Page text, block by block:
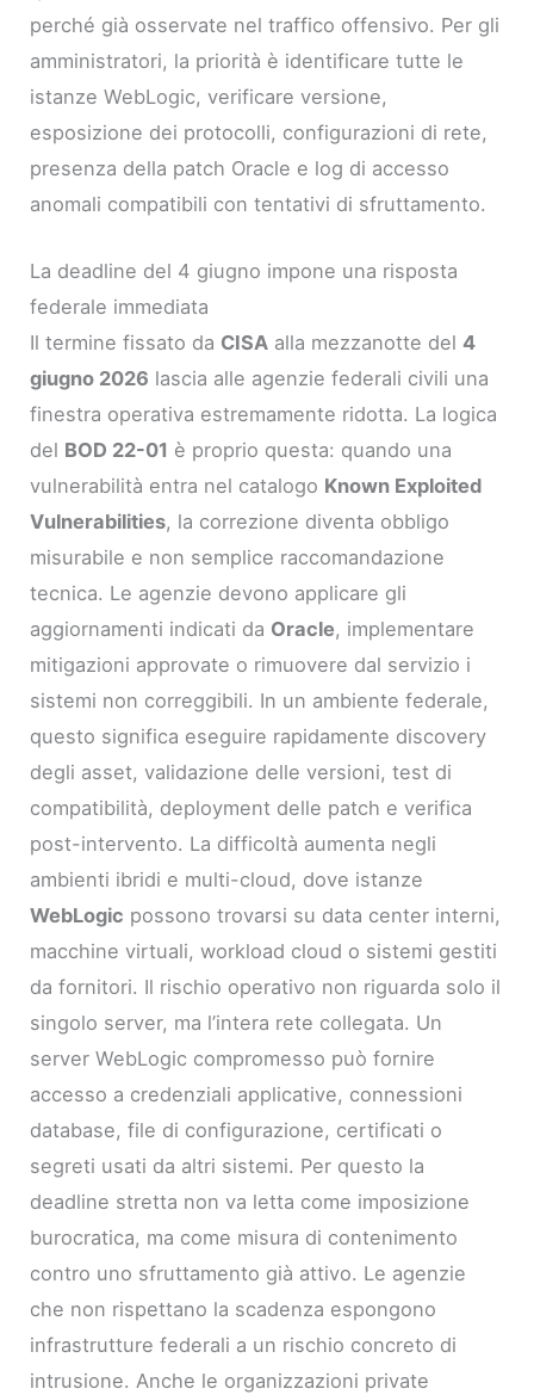
perché già osservate nel traffico offensivo. Per gli
amministratori, la priorità è identificare tutte le
istanze WebLogic, verificare versione,
esposizione dei protocolli, configurazioni di rete,
presenza della patch Oracle e log di accesso
anomali compatibili con tentativi di sfruttamento.
La deadline del 4 giugno impone una risposta
federale immediata
Il termine fissato da CISA alla mezzanotte del4
giugno 2026 lascia alle agenzie federali civili una
finestra operativa estremamente ridotta. La logica
del BOD 22-01 è proprio questa: quando una
vulnerabilità entra nel catalogo Known Exploited
Vulnerabilities, la correzione diventa obbligo
misurabile e non semplice raccomandazione
tecnica. Le agenzie devono applicare gli
aggiornamenti indicati da Oracle, implementare
mitigazioni approvate o rimuovere dal servizio i
sistemi non correggibili. In un ambiente federale,
questo significa eseguire rapidamente discovery
degli asset, validazione delle versioni, test di
compatibilità, deployment delle patch e verifica
post-intervento. La difficoltà aumenta negli
ambienti ibridi e multi-cloud, dove istanze
WebLogic possono trovarsi su data center interni,
macchine virtuali, workload cloud o sistemi gestiti
da fornitori. Il rischio operativo non riguarda solo il
singolo server, ma l’intera rete collegata. Un
server WebLogic compromesso può fornire
accesso a credenziali applicative, connessioni
database, file di configurazione, certificati o
segreti usati da altri sistemi. Per questo la
deadline stretta non va letta come imposizione
burocratica, ma come misura di contenimento
contro uno sfruttamento già attivo. Le agenzie
che non rispettano la scadenza espongono
infrastrutture federali a un rischio concreto di
intrusione. Anche le organizzazioni private